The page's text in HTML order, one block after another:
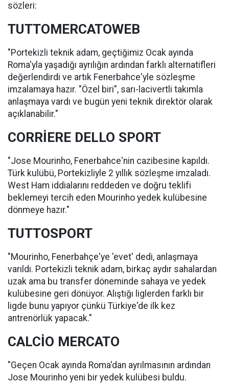
sözleri:
TUTTOMERCATOWEB
"Portekizli teknik adam, geçtiğimiz Ocak ayında
Roma'yla yaşadığı ayrılığın ardından farklı alternatifleri
değerlendirdi ve artık Fenerbahce'yle sözleşme
imzalamaya hazır. "Özel biri", sarı-lacivertli takımla
anlaşmaya vardı ve bugün yeni teknik direktör olarak
açıklanabilir."
CORRİERE DELLO SPORT
"Jose Mourinho, Fenerbahce'nin cazibesine kapıldı.
Türk kulübü, Portekizliyle 2 yıllık sözleşme imzaladı.
West Ham iddialarını reddeden ve doğru teklifi
beklemeyi tercih eden Mourinho yedek kulübesine
dönmeye hazır."
TUTTOSPORT
"Mourinho, Fenerbahçe'ye 'evet' dedi, anlaşmaya
varıldı. Portekizli teknik adam, birkaç aydır sahalardan
uzak ama bu transfer döneminde sahaya ve yedek
kulübesine geri dönüyor. Alıştığı liglerden farklı bir
ligde bunu yapıyor çünkü Türkiye'de ilk kez
antrenörlük yapacak."
CALCİO MERCATO
"Geçen Ocak ayında Roma'dan ayrılmasının ardından
Jose Mourinho yeni bir yedek kulübesi buldu.